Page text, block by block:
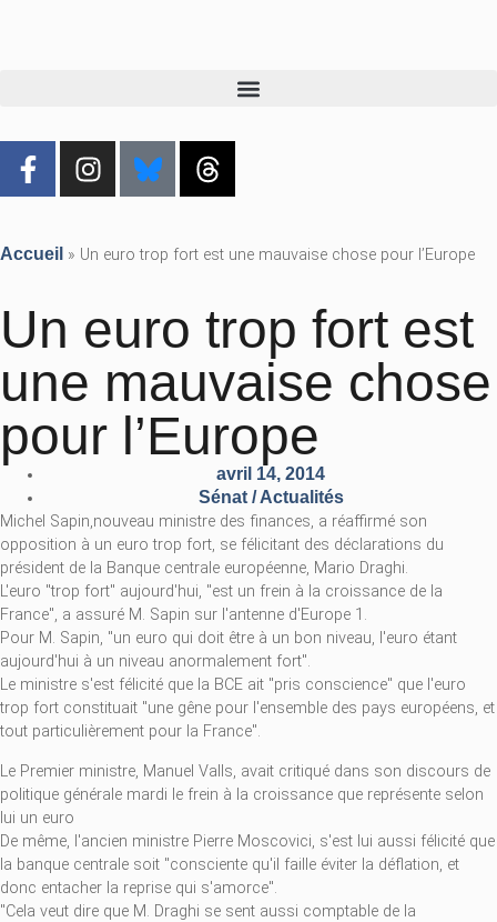
Accueil » Un euro trop fort est une mauvaise chose pour l’Europe
Un euro trop fort est
une mauvaise chose
pour l’Europe
avril 14, 2014
Sénat / Actualités
Michel Sapin,nouveau ministre des finances, a réaffirmé son
opposition à un euro trop fort, se félicitant des déclarations du
président de la Banque centrale européenne, Mario Draghi.
L'euro "trop fort" aujourd'hui, "est un frein à la croissance de la
France", a assuré M. Sapin sur l'antenne d'Europe 1.
Pour M. Sapin, "un euro qui doit être à un bon niveau, l'euro étant
aujourd'hui à un niveau anormalement fort".
Le ministre s'est félicité que la BCE ait "pris conscience" que l'euro
trop fort constituait "une gêne pour l'ensemble des pays européens, et
tout particulièrement pour la France".
Le Premier ministre, Manuel Valls, avait critiqué dans son discours de
politique générale mardi le frein à la croissance que représente selon
lui un euro
De même, l'ancien ministre Pierre Moscovici, s'est lui aussi félicité que
la banque centrale soit "consciente qu'il faille éviter la déflation, et
donc entacher la reprise qui s'amorce".
"Cela veut dire que M. Draghi se sent aussi comptable de la